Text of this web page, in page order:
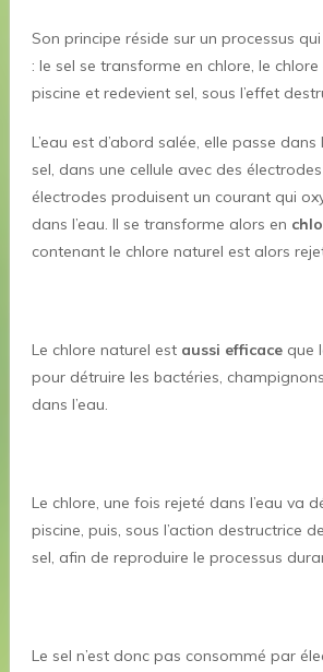
Son principe réside sur un processus
: le sel se transforme en chlore, le
piscine et redevient sel, sous l’effet
L’eau est d’abord salée, elle passe dans
sel, dans une cellule avec des
électrodes produisent un courant qui
dans l’eau. Il se transforme alors en
contenant le chlore naturel est alors
Le chlore naturel est aussi efficaceque
pour détruire les bactéries,
dans l’eau.
Le chlore, une fois rejeté dans l’eau va
piscine, puis, sous l’action destructrice
sel, afin de reproduire le processus
Le sel n’est donc pas consommé par